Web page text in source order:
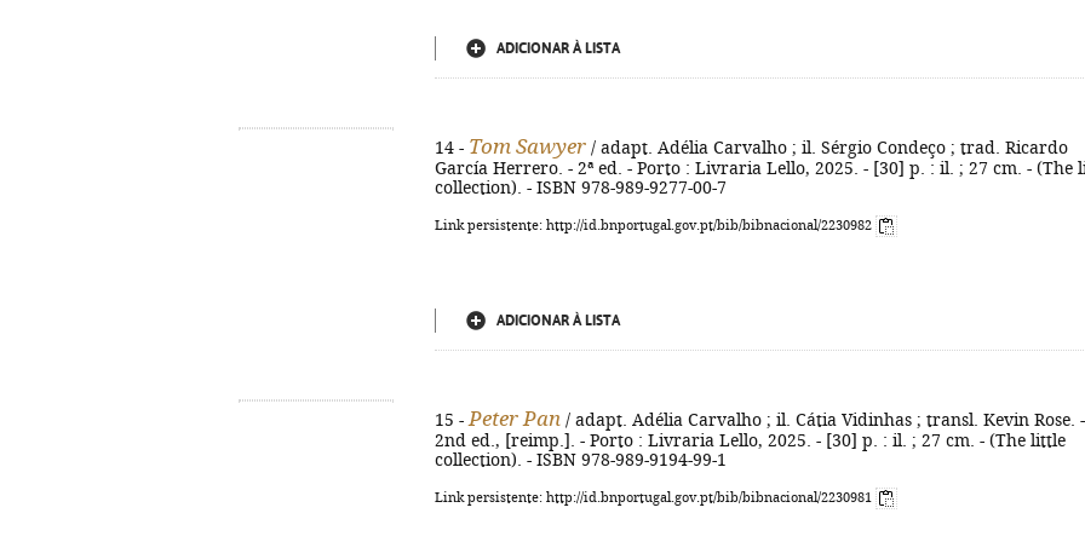
ADICIONAR À LISTA
14 - Tom Sawyer / adapt. Adélia Carvalho ; il. Sérgio Condeço ; trad. Ricardo
García Herrero. - 2ª ed. - Porto : Livraria Lello, 2025. - [30] p. : il. ; 27 cm. - (The
collection). - ISBN 978-989-9277-00-7
Link persistente: http://id.bnportugal.gov.pt/bib/bibnacional/2230982
ADICIONAR À LISTA
15 - Peter Pan / adapt. Adélia Carvalho ; il. Cátia Vidinhas ; transl. Kevin Rose. -
2nd ed., [reimp.]. - Porto : Livraria Lello, 2025. - [30] p. : il. ; 27 cm. - (The little
collection). - ISBN 978-989-9194-99-1
Link persistente: http://id.bnportugal.gov.pt/bib/bibnacional/2230981